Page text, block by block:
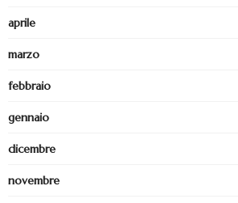
aprile
marzo
febbraio
gennaio
dicembre
novembre